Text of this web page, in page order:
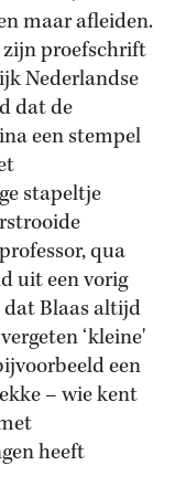
maar afleiden.
zijn proefschrift
Nederlandse
dat de
een stempel
stapeltje
qua
uit een vorig
Blaas altijd
‘kleine'
een
– wie kent
heeft